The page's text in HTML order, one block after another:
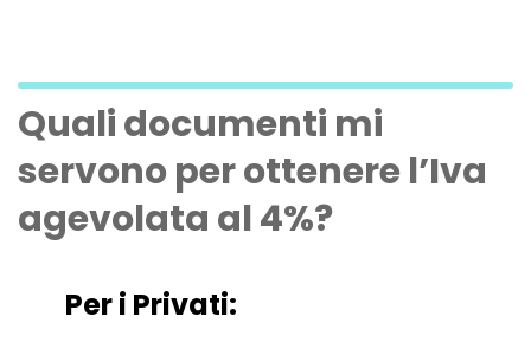
Quali documenti mi
servono per ottenere l’Iva
agevolata al 4%?
Per i Privati: